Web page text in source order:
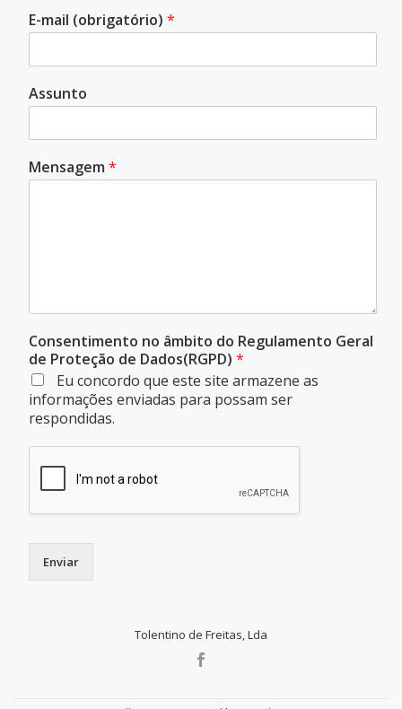
E-mail (obrigatório) *
Assunto
Mensagem *
Consentimento no âmbito do Regulamento Geral
de Proteção de Dados(RGPD) *
Eu concordo que este site armazene as
informações enviadas para possam ser
respondidas.
Enviar
Tolentino de Freitas, Lda